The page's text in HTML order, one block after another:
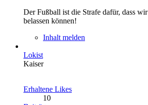
Der Fußball ist die Strafe dafür, dass
belassen können!
Inhalt melden
Lokist
Kaiser
Erhaltene Likes
10